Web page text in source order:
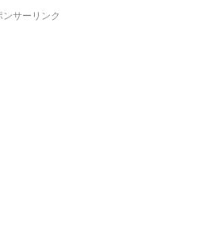
ンサーリンク